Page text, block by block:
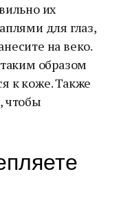
их
для глаз,
на веко.
образом
к коже. Также
чтобы